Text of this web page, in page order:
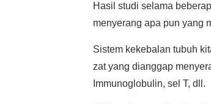
Hasil studi selama
menyerang apa pun yang
Sistem kekebalan tubuh
zat yang dianggap
Immunoglobulin, sel T, dll.